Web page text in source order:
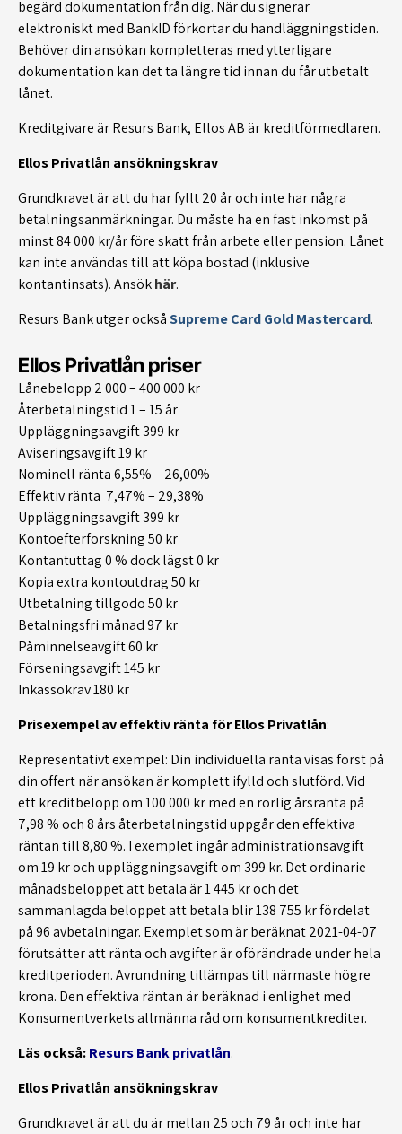
begärd dokumentation från dig. När du signerar
elektroniskt med BankID förkortar du handläggningstiden.
Behöver din ansökan kompletteras med ytterligare
dokumentation kan det ta längre tid innan du får utbetalt
lånet.
Kreditgivare är Resurs Bank, Ellos AB är kreditförmedlaren.
Ellos Privatlån ansökningskrav
Grundkravet är att du har fyllt 20 år och inte har några
betalningsanmärkningar. Du måste ha en fast inkomst på
minst 84 000 kr/år före skatt från arbete eller pension. Lånet
kan inte användas till att köpa bostad (inklusive
kontantinsats). Ansökhär.
Resurs Bank utger ocksåSupreme Card Gold Mastercard.
Ellos Privatlån priser
Lånebelopp 2 000 – 400 000 kr
Återbetalningstid 1 – 15 år
Uppläggningsavgift 399 kr
Aviseringsavgift 19 kr
Nominell ränta 6,55% – 26,00%
Effektiv ränta 7,47% – 29,38%
Uppläggningsavgift 399 kr
Kontoefterforskning 50 kr
Kontantuttag 0 % dock lägst 0 kr
Kopia extra kontoutdrag 50 kr
Utbetalning tillgodo 50 kr
Betalningsfri månad 97 kr
Påminnelseavgift 60 kr
Förseningsavgift 145 kr
Inkassokrav 180 kr
Prisexempel av effektiv ränta för Ellos Privatlån:
Representativt exempel: Din individuella ränta visas först på
din offert när ansökan är komplett ifylld och slutförd. Vid
ett kreditbelopp om 100 000 kr med en rörlig årsränta på
7,98 % och 8 års återbetalningstid uppgår den effektiva
räntan till 8,80 %. I exemplet ingår administrationsavgift
om 19 kr och uppläggningsavgift om 399 kr. Det ordinarie
månadsbeloppet att betala är 1 445 kr och det
sammanlagda beloppet att betala blir 138 755 kr fördelat
på 96 avbetalningar. Exemplet som är beräknat 2021-04-07
förutsätter att ränta och avgifter är oförändrade under hela
kreditperioden. Avrundning tillämpas till närmaste högre
krona. Den effektiva räntan är beräknad i enlighet med
Konsumentverkets allmänna råd om konsumentkrediter.
Läs också:Resurs Bank privatlån.
Ellos Privatlån ansökningskrav
Grundkravet är att du är mellan 25 och 79 år och inte har